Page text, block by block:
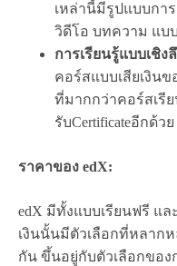
เหล่านี้มีรูปแบบกา
วิดีโอ บทความ แบ
การเรียนรู้แบบเชิง
คอร์สแบบเสียเงิน
ที่มากกว่าคอร์สเรี
รับCertificateอีกด้วย
ราคาของ edX:
edX มีทั้งแบบเรียนฟรี แล
เงินนั้นมีตัวเลือกที่หลาก
กัน ขึ้นอยู่กับตัวเลือกของ